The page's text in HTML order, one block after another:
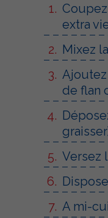
extra
Mixez
de flan
Versez
A mi-